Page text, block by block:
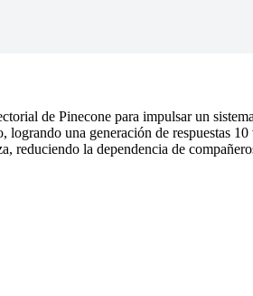
de Pinecone para impulsar un
una generación de respuestas
reduciendo la dependencia de